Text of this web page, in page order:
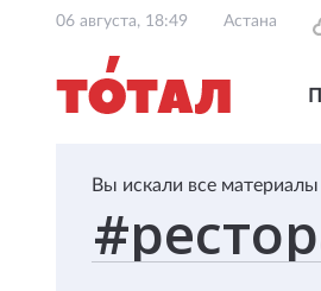
06 августа, 18:49 Астана
Вы искали все